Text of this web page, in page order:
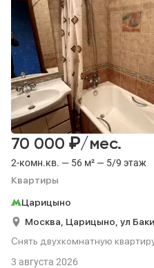
2-комн.кв. — 56 м² — 5/9 этаж
Квартиры
70 000 ₽/мес.
Царицыно
Москва, Царицыно, ул
Снять двухкомнатную
3 августа 2026